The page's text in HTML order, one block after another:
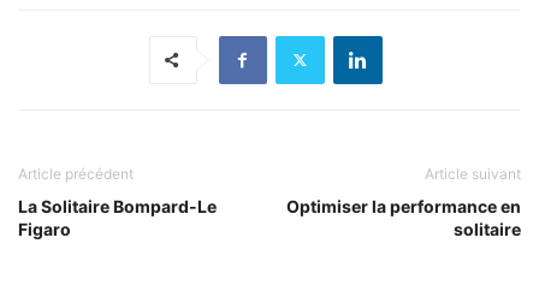
Article précédent
La Solitaire Bompard-Le
Figaro
Article suivant
Optimiser la performance en
solitaire